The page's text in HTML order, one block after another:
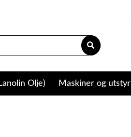
Olje) Maskiner og utstyr